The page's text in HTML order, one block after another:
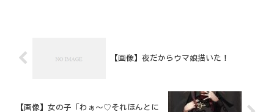
【画像】夜だからウマ娘描いた！
【画像】女の子「わぁ～♡それほんとに